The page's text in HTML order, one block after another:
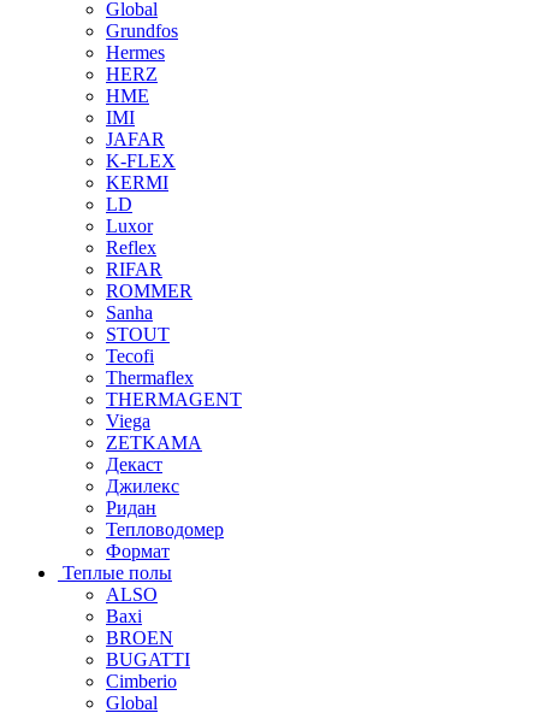
Global
Grundfos
Hermes
HERZ
HME
IMI
JAFAR
K-FLEX
KERMI
LD
Luxor
Reflex
RIFAR
ROMMER
Sanha
STOUT
Tecofi
Thermaflex
THERMAGENT
Viega
ZETKAMA
Декаст
Джилекс
Ридан
Тепловодомер
Формат
Теплые полы
ALSO
Baxi
BROEN
BUGATTI
Cimberio
Global